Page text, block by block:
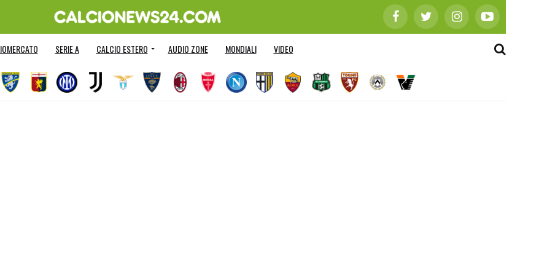
SERIE A CALCIO ESTERO AUDIO ZONE MONDIALI VIDEO